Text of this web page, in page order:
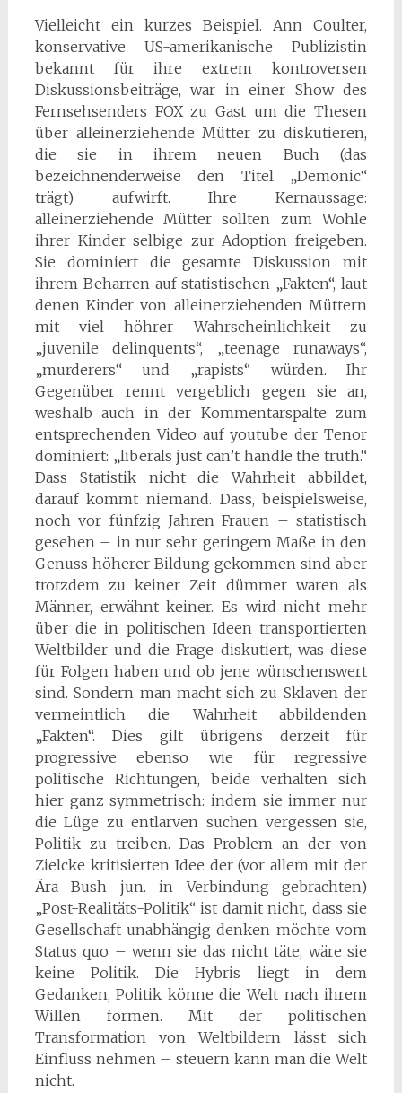
Vielleicht ein kurzes Beispiel. Ann Coulter,
konservative US-amerikanische Publizistin
bekannt für ihre extrem kontroversen
Diskussionsbeiträge, war in einer Show des
Fernsehsenders FOX zu Gast um die Thesen
über alleinerziehende Mütter zu diskutieren,
die sie in ihrem neuen Buch (das
bezeichnenderweise den Titel „Demonic“
trägt) aufwirft. Ihre Kernaussage:
alleinerziehende Mütter sollten zum Wohle
ihrer Kinder selbige zur Adoption freigeben.
Sie dominiert die gesamte Diskussion mit
ihrem Beharren auf statistischen „Fakten“, laut
denen Kinder von alleinerziehenden Müttern
mit viel höhrer Wahrscheinlichkeit zu
„juvenile delinquents“, „teenage runaways“,
„murderers“ und „rapists“ würden. Ihr
Gegenüber rennt vergeblich gegen sie an,
weshalb auch in der Kommentarspalte zum
entsprechenden Video auf youtube der Tenor
dominiert: „liberals just can’t handle the truth.“
Dass Statistik nicht die Wahrheit abbildet,
darauf kommt niemand. Dass, beispielsweise,
noch vor fünfzig Jahren Frauen – statistisch
gesehen – in nur sehr geringem Maße in den
Genuss höherer Bildung gekommen sind aber
trotzdem zu keiner Zeit dümmer waren als
Männer, erwähnt keiner. Es wird nicht mehr
über die in politischen Ideen transportierten
Weltbilder und die Frage diskutiert, was diese
für Folgen haben und ob jene wünschenswert
sind. Sondern man macht sich zu Sklaven der
vermeintlich die Wahrheit abbildenden
„Fakten“. Dies gilt übrigens derzeit für
progressive ebenso wie für regressive
politische Richtungen, beide verhalten sich
hier ganz symmetrisch: indem sie immer nur
die Lüge zu entlarven suchen vergessen sie,
Politik zu treiben. Das Problem an der von
Zielcke kritisierten Idee der (vor allem mit der
Ära Bush jun. in Verbindung gebrachten)
„Post-Realitäts-Politik“ ist damit nicht, dass sie
Gesellschaft unabhängig denken möchte vom
Status quo – wenn sie das nicht täte, wäre sie
keine Politik. Die Hybris liegt in dem
Gedanken, Politik könne die Welt nach ihrem
Willen formen. Mit der politischen
Transformation von Weltbildern lässt sich
Einfluss nehmen – steuern kann man die Welt
nicht.